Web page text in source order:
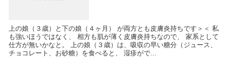
上の娘（３歳）と下の娘（４ヶ月） が両方とも皮膚炎持ちです＞＜ 私
も強いほうではなく、 相方も肌が薄く皮膚炎持ちなので、 家系として
仕方が無いかなと。 上の娘（３歳）は、吸収の早い糖分（ジュース、
チョコレート、お砂糖）を食べると、 湿疹がで...